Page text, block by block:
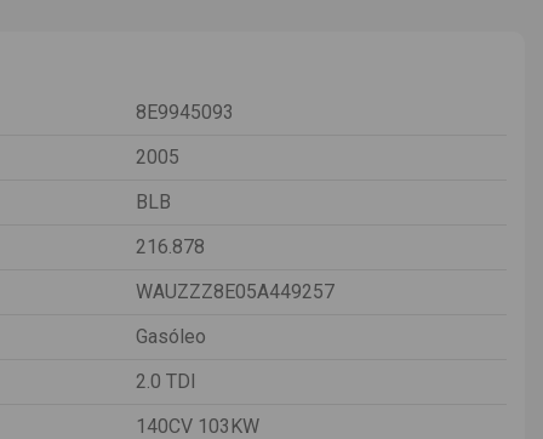
8E9945093
2005
BLB
216.878
WAUZZZ8E05A449257
Gasóleo
2.0 TDI
140CV 103KW